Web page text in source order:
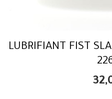
LUBRIFIANT FIST